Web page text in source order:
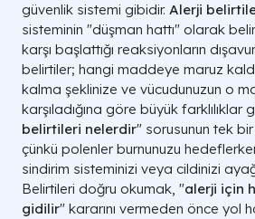
güvenlik sistemi gibidir. Alerji
sisteminin "düşman hattı" olarak
karşı başlattığı reaksiyonların
belirtiler; hangi maddeye maruz
kalma şeklinize ve vücudunuzun o
karşıladığına göre büyük farklılıklar
belirtileri nelerdir" sorusunun tek
çünkü polenler burnunuzu
sindirim sisteminizi veya cildinizi
Belirtileri doğru okumak, "alerji için
gidilir" kararını vermeden önce yol